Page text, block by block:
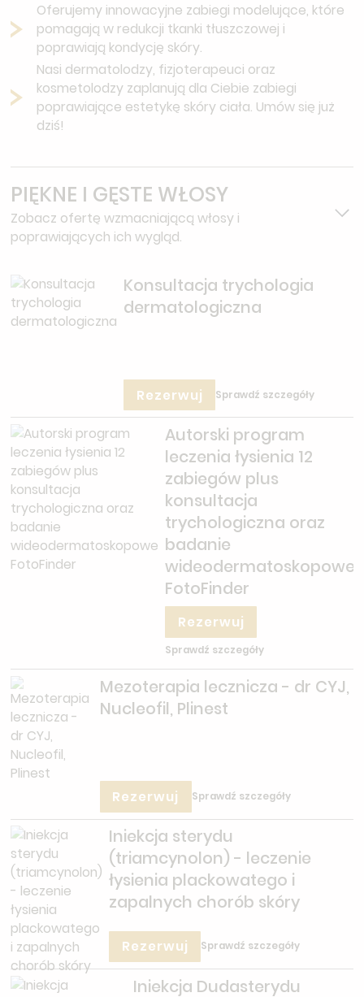
Oferujemy innowacyjne zabiegi modelujące, które
pomagają w redukcji tkanki tłuszczowej i
poprawiają kondycję skóry.
Nasi dermatolodzy, fizjoterapeuci oraz
kosmetolodzy zaplanują dla Ciebie zabiegi
poprawiające estetykę skóry ciała. Umów się już
dziś!
PIĘKNE I GĘSTE WŁOSY
Zobacz ofertę wzmacniającą włosy i
poprawiających ich wygląd.
Konsultacja trychologia
dermatologiczna
Rezerwuj Sprawdź szczegóły
Autorski program
leczenia łysienia 12
zabiegów plus
konsultacja
trychologiczna oraz
badanie
wideodermatoskopowe
FotoFinder
Rezerwuj
Sprawdź szczegóły
Mezoterapia lecznicza - dr CYJ,
Nucleofil, Plinest
Rezerwuj Sprawdź szczegóły
Iniekcja sterydu
(triamcynolon) - leczenie
łysienia plackowatego i
zapalnych chorób skóry
Rezerwuj Sprawdź szczegóły
Iniekcja Dudasterydu